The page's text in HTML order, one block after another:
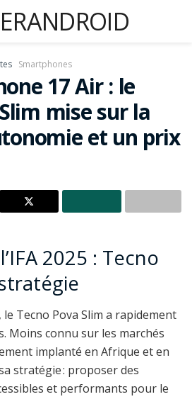
Smartphones
17 Air : le
mise sur la
et un prix
2025 : Tecno
, le Tecno Pova Slim a rapidement
Moins connu sur les marchés
implanté en Afrique et en
stratégie : proposer des
et performants pour le